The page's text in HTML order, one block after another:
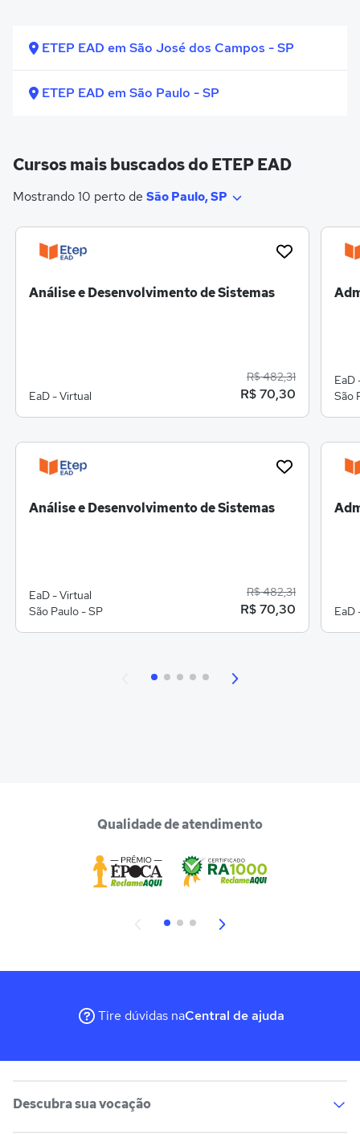
ETEP EAD em São José dos Campos - SP
ETEP EAD em São Paulo - SP
Cursos mais buscados do ETEP EAD
Mostrando 10 perto de São Paulo, SP
Análise e Desenvolvimento de Sistemas
EaD - Virtual
R$ 482,31
R$ 70,30
Análise e Desenvolvimento de Sistemas
EaD - Virtual
São Paulo - SP
R$ 482,31
R$ 70,30
EaD
São
EaD
Qualidade de atendimento
Tire dúvidas naCentral de ajuda
Descubra sua vocação